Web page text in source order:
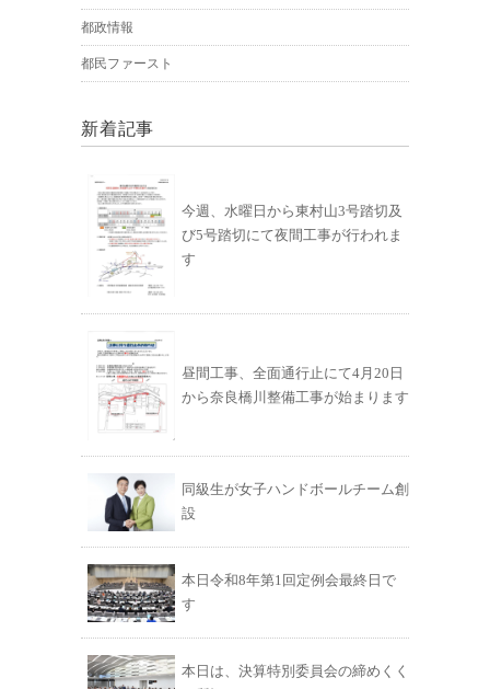
都政情報
都民ファースト
新着記事
今週、水曜日から東村山3号踏切及
び5号踏切にて夜間工事が行われま
す
昼間工事、全面通行止にて4月20日
から奈良橋川整備工事が始まります
同級生が女子ハンドボールチーム創
設
本日令和8年第1回定例会最終日で
す
本日は、決算特別委員会の締めくく